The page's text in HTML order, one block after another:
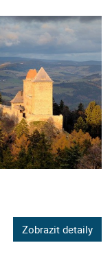
Zobrazit detaily